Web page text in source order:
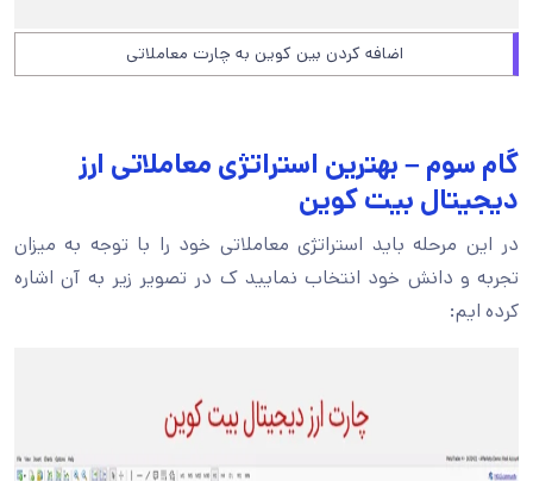
اضافه کردن بین کوین به چارت معاملاتی
گام سوم – بهترین استراتژی معاملاتی ارز
دیجیتال بیت کوین
در این مرحله باید استراتژی معاملاتی خود را با توجه به میزان
تجربه و دانش خود انتخاب نمایید ک در تصویر زیر به آن اشاره
کرده ایم: